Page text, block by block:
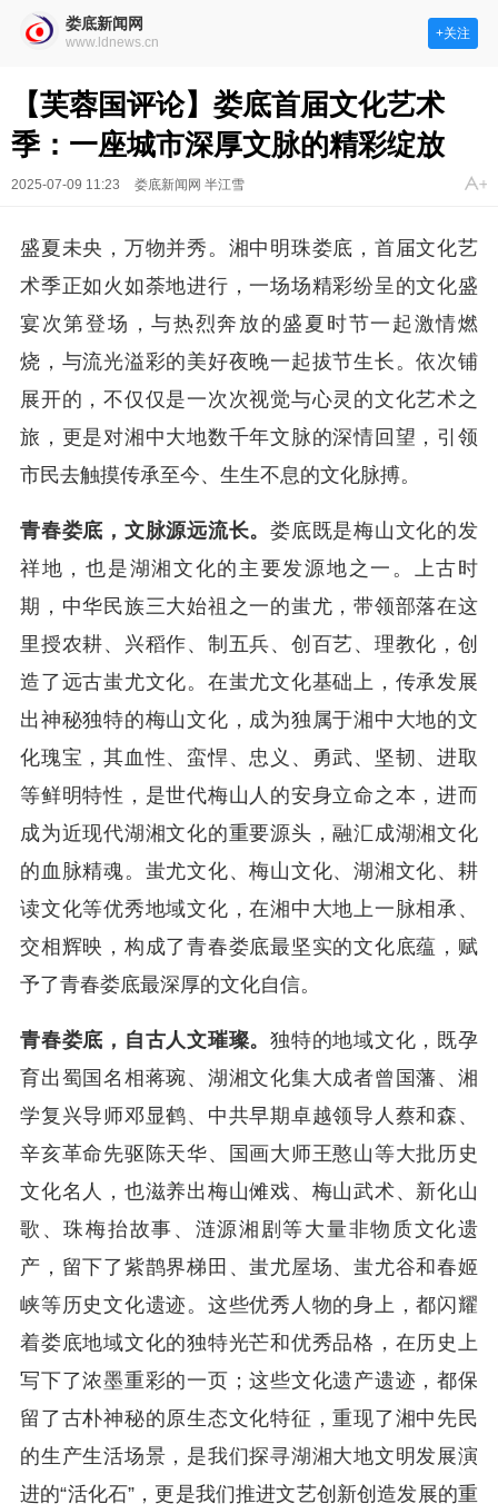
娄底新闻网
www.ldnews.cn
+关注
【芙蓉国评论】娄底首届文化艺术
季：一座城市深厚文脉的精彩绽放
2025-07-09 11:23 娄底新闻网 半江雪
盛夏未央，万物并秀。湘中明珠娄底，首届文化艺
术季正如火如荼地进行，一场场精彩纷呈的文化盛
宴次第登场，与热烈奔放的盛夏时节一起激情燃
烧，与流光溢彩的美好夜晚一起拔节生长。依次铺
展开的，不仅仅是一次次视觉与心灵的文化艺术之
旅，更是对湘中大地数千年文脉的深情回望，引领
市民去触摸传承至今、生生不息的文化脉搏。
青春娄底，文脉源远流长。娄底既是梅山文化的发
祥地，也是湖湘文化的主要发源地之一。上古时
期，中华民族三大始祖之一的蚩尤，带领部落在这
里授农耕、兴稻作、制五兵、创百艺、理教化，创
造了远古蚩尤文化。在蚩尤文化基础上，传承发展
出神秘独特的梅山文化，成为独属于湘中大地的文
化瑰宝，其血性、蛮悍、忠义、勇武、坚韧、进取
等鲜明特性，是世代梅山人的安身立命之本，进而
成为近现代湖湘文化的重要源头，融汇成湖湘文化
的血脉精魂。蚩尤文化、梅山文化、湖湘文化、耕
读文化等优秀地域文化，在湘中大地上一脉相承、
交相辉映，构成了青春娄底最坚实的文化底蕴，赋
予了青春娄底最深厚的文化自信。
青春娄底，自古人文璀璨。独特的地域文化，既孕
育出蜀国名相蒋琬、湖湘文化集大成者曾国藩、湘
学复兴导师邓显鹤、中共早期卓越领导人蔡和森、
辛亥革命先驱陈天华、国画大师王憨山等大批历史
文化名人，也滋养出梅山傩戏、梅山武术、新化山
歌、珠梅抬故事、涟源湘剧等大量非物质文化遗
产，留下了紫鹊界梯田、蚩尤屋场、蚩尤谷和春姬
峡等历史文化遗迹。这些优秀人物的身上，都闪耀
着娄底地域文化的独特光芒和优秀品格，在历史上
写下了浓墨重彩的一页；这些文化遗产遗迹，都保
留了古朴神秘的原生态文化特征，重现了湘中先民
的生产生活场景，是我们探寻湖湘大地文明发展演
进的“活化石”，更是我们推进文艺创新创造发展的重